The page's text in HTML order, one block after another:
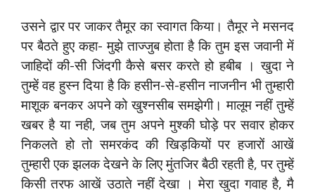
उसने द्वार पर जाकर तैमूर का स्‍वागत किया। तैमूर ने मसनद
पर बैठते हुए कहा- मुझे ताज्‍जुब होता है कि तुम इस जवानी में
जाहिदों की-सी जिंदगी कैसे बसर करते हो ‍हबीब । खुदा ने
तुम्‍हें वह हुस्‍न दिया है कि हसीन-से-हसीन नाजनीन भी तुम्‍हारी
माशूक बनकर अपने को खुश्‍नसीब समझेगी। मालूम नहीं तुम्‍हें
खबर है या नही, जब तुम अपने मुश्‍की घोड़े पर सवार होकर
निकलते हो तो समरकंद की खिड़कियों पर हजारों आखें
तुम्‍हारी एक झलक देखने के लिए मुंतजिर बैठी रहती है, पर तुम्‍हें
किसी तरफ आखें उठाते नहीं देखा । मेरा खुदा गवाह है, मै